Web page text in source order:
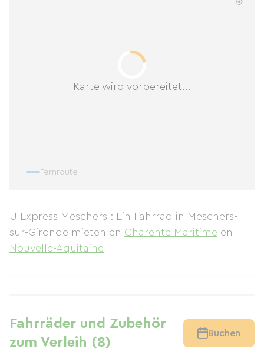
Karte wird vorbereitet...
Fernroute
U Express Meschers : Ein Fahrrad in Meschers-
sur-Gironde mieten en Charente Maritime en
Nouvelle-Aquitaine
Fahrräder und Zubehör
zum Verleih (8)
Buchen